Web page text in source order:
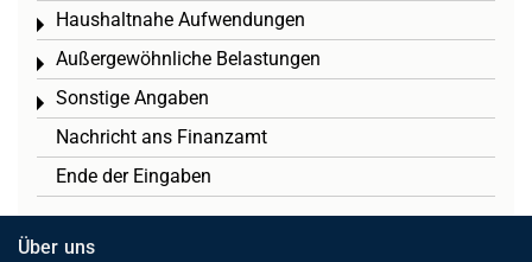
Haushaltnahe Aufwendungen
Toggle menu
Außergewöhnliche Belastungen
Toggle menu
Sonstige Angaben
Toggle menu
Nachricht ans Finanzamt
Ende der Eingaben
Über uns